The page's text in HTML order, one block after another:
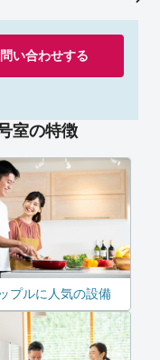
問い合わせする
室の特徴
プルに人気の設備